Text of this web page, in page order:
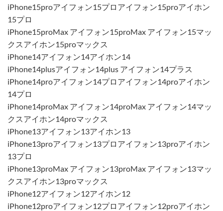
iPhone15proアイフォン15プロアイフォン15proアイホン
15プロ
iPhone15proMax アイフォン15proMax アイフォン15マッ
クスアイホン15proマックス
iPhone14アイフォン14アイホン14
iPhone14plusアイフォン14plus アイフォン14プラス
iPhone14proアイフォン14プロアイフォン14proアイホン
14プロ
iPhone14proMax アイフォン14proMax アイフォン14マッ
クスアイホン14proマックス
iPhone13アイフォン13アイホン13
iPhone13proアイフォン13プロアイフォン13proアイホン
13プロ
iPhone13proMax アイフォン13proMax アイフォン13マッ
クスアイホン13proマックス
iPhone12アイフォン12アイホン12
iPhone12proアイフォン12プロアイフォン12proアイホン